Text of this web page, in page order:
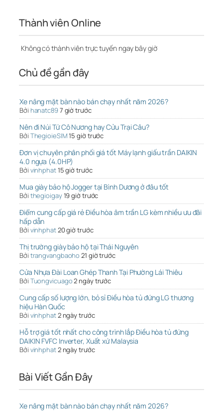
Thành viên Online
Không có thành viên trực tuyến ngay bây giờ
Chủ đề gần đây
Xe nâng mặt bàn nào bán chạy nhất năm 2026?
Bởi hanatc897 giờ trước
Nên đi Núi Tứ Cô Nương hay Cửu Trại Câu?
Bởi ThegioieSIM15 giờ trước
Đơn vị chuyên phân phối giá tốt Máy lạnh giấu trần DAIKIN
4.0 ngựa (4.0HP)
Bởi vinhphat15 giờ trước
Mua giày bảo hộ Jogger tại Bình Dương ở đâu tốt
Bởi thegioigay19 giờ trước
Điểm cung cấp giá rẻ Điều hòa âm trần LG kèm nhiều ưu đãi
hấp dẫn
Bởi vinhphat20 giờ trước
Thị trường giày bảo hộ tại Thái Nguyên
Bởi trangvangbaoho 21 giờ trước
Cửa Nhựa Đài Loan Ghép Thanh Tại Phường Lái Thiêu
Bởi Tuongvicuago2 ngày trước
Cung cấp số lượng lớn, bỏ sỉ Điều hòa tủ đứng LG thương
hiệu Hàn Quốc
Bởi vinhphat2 ngày trước
Hỗ trợ giá tốt nhất cho công trình lắp Điều hòa tủ đứng
DAIKIN FVFC Inverter, Xuất xứ Malaysia
Bởi vinhphat2 ngày trước
Bài Viết Gần Đây
Xe nâng mặt bàn nào bán chạy nhất năm 2026?